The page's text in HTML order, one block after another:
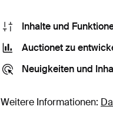
Inhalte und
Auctionet zu
Neuigkeiten und
Weitere Informationen: